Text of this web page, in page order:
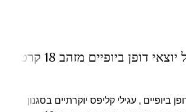
דופן ביופיים מזהב 18 קרט
ביופיים , עגילי קליפס יוקרתיים בסגנון